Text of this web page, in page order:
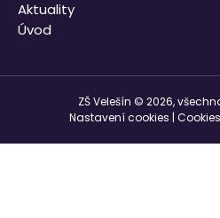
Aktuality
Úvod
ZŠ Velešín © 2026,
Nastavení cookies